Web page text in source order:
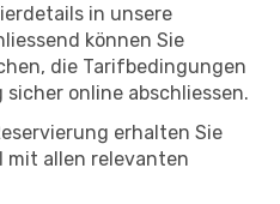
in unsere
können Sie
die Tarifbedingungen
online abschliessen.
erhalten Sie
mit allen relevanten